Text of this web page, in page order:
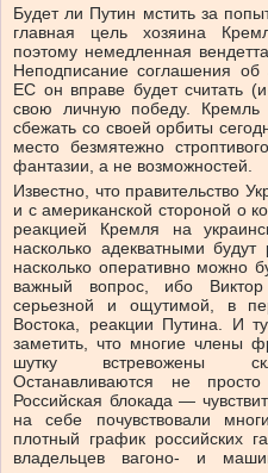
Будет ли Путин мстить за
главная цель хозяина
поэтому немедленная
Неподписание соглашения
ЕС он вправе будет считать
свою личную победу. Кремль
сбежать со своей орбиты
место безмятежно
фантазии, а не возможностей.
Известно, что правительство
и с американской стороной о
реакцией Кремля на
насколько адекватными будут
насколько оперативно можно
важный вопрос, ибо
серьезной и ощутимой, в
Востока, реакции Путина. И
заметить, что многие члены
шутку встревожены
Останавливаются не
Российская блокада —
на себе почувствовали
плотный график российских
владельцев вагоно- и